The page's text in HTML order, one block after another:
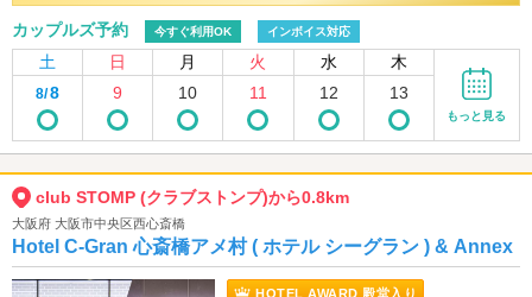
カップルズ予約 今すぐ利用OK インボイス対応
土 日 月 火 水 木
8/8 9 10 11 12 13
もっと見る
club STOMP (クラブストンプ)から0.8km
大阪府 大阪市中央区西心斎橋
Hotel C-Gran 心斎橋アメ村 ( ホテル シーグラン ) & Annex
HOTEL AWARD 殿堂入り